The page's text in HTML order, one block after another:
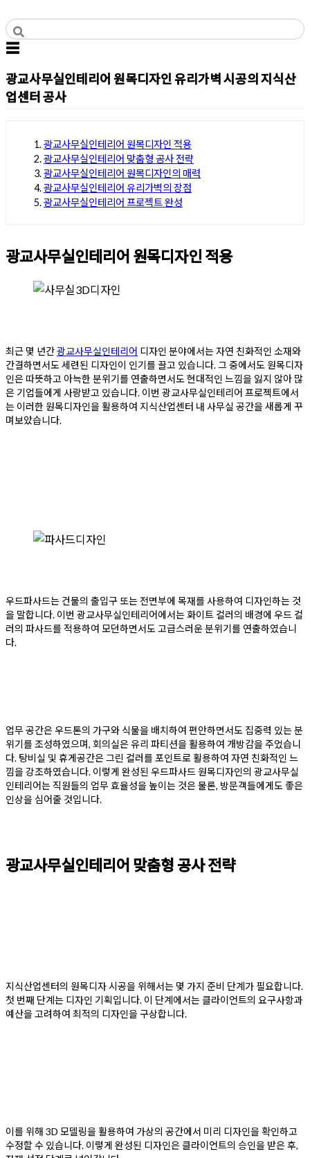
to
content
사무실인테리어 디자인 공사 비용견적 플랫폼
사무실인테리어 916
☰
광교사무실인테리어 원목디자인 유리가벽 시공의 지식산
업센터 공사
광교사무실인테리어 원목디자인 적용
광교사무실인테리어 맞춤형 공사 전략
광교사무실인테리어 원목디자인의 매력
광교사무실인테리어 유리가벽의 장점
광교사무실인테리어 프로젝트 완성
광교사무실인테리어 원목디자인 적용
최근 몇 년간광교사무실인테리어 디자인 분야에서는 자연 친화적인 소재와
간결하면서도 세련된 디자인이 인기를 끌고 있습니다. 그 중에서도 원목디자
인은 따뜻하고 아늑한 분위기를 연출하면서도 현대적인 느낌을 잃지 않아 많
은 기업들에게 사랑받고 있습니다. 이번 광교사무실인테리어 프로젝트에서
는 이러한 원목디자인을 활용하여 지식산업센터 내 사무실 공간을 새롭게 꾸
며보았습니다.
우드파사드는 건물의 출입구 또는 전면부에 목재를 사용하여 디자인하는 것
을 말합니다. 이번 광교사무실인테리어에서는 화이트 컬러의 배경에 우드 컬
러의 파사드를 적용하여 모던하면서도 고급스러운 분위기를 연출하였습니
다.
업무 공간은 우드톤의 가구와 식물을 배치하여 편안하면서도 집중력 있는 분
위기를 조성하였으며, 회의실은 유리 파티션을 활용하여 개방감을 주었습니
다. 탕비실 및 휴게공간은 그린 컬러를 포인트로 활용하여 자연 친화적인 느
낌을 강조하였습니다. 이렇게 완성된 우드파사드 원목디자인의 광교사무실
인테리어는 직원들의 업무 효율성을 높이는 것은 물론, 방문객들에게도 좋은
인상을 심어줄 것입니다.
광교사무실인테리어 맞춤형 공사 전략
지식산업센터의 원목디자 시공을 위해서는 몇 가지 준비 단계가 필요합니다.
첫 번째 단계는 디자인 기획입니다. 이 단계에서는 클라이언트의 요구사항과
예산을 고려하여 최적의 디자인을 구상합니다.
이를 위해 3D 모델링을 활용하여 가상의 공간에서 미리 디자인을 확인하고
수정할 수 있습니다. 이렇게 완성된 디자인은 클라이언트의 승인을 받은 후,